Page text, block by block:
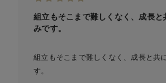
組立もそこまで難しくなく、成長と
みです。
組立もそこまで難しくなく、成長と共
す。